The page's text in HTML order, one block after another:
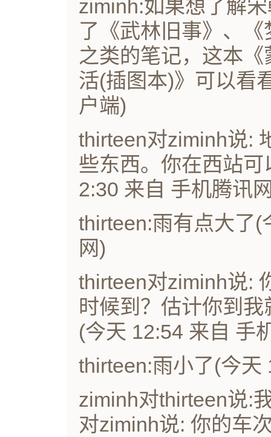
ziminh:如果想了解
了《武林旧事》、
之类的笔记，这本
活(插图本)》可以看
户端)
thirteen对ziminh说:
些东西。你在西站
2:30 来自 手机腾讯
thirteen:雨有点大了(
网)
thirteen对ziminh说:
时候到？估计你到
(今天 12:54 来自 手
thirteen:雨小了(今天
ziminh对thirteen说:
对ziminh说: 你的车